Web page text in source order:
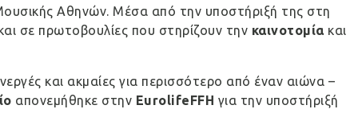
Αθηνών. Μέσα από την υποστήριξή της στη
σε πρωτοβουλίες που στηρίζουν την καινοτομίακαι
και ακμαίες για περισσότερο από έναν αιώνα –
απονεμήθηκε στην EurolifeFFH για την υποστήριξή